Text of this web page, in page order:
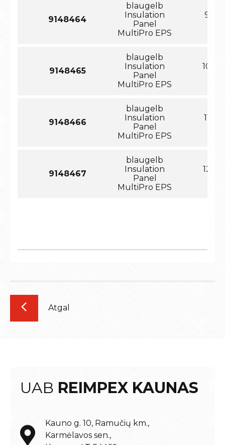
9148464
blaugelb
Insulation
Panel
MultiPro EPS
9148465
blaugelb
Insulation
Panel
MultiPro EPS
9148466
blaugelb
Insulation
Panel
MultiPro EPS
9148467
blaugelb
Insulation
Panel
MultiPro EPS
Atgal
UAB REIMPEX KAUNAS
Kauno g. 10, Ramučių km.,
Karmėlavos sen.,